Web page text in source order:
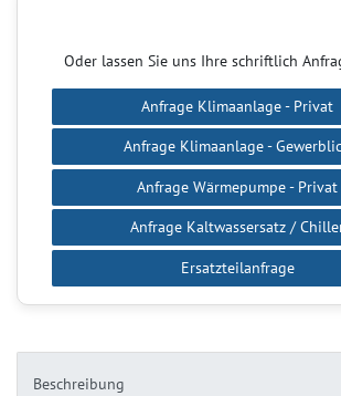
Beschreibung
Oder lassen Sie uns Ihre schriftlich
Anfrage Klimaanlage - Privat
Anfrage Klimaanlage -
Anfrage Wärmepumpe - Privat
Anfrage Kaltwassersatz /
Ersatzteilanfrage